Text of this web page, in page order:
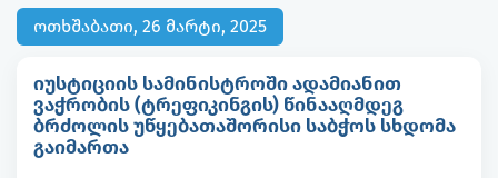
ოთხშაბათი, 26 მარტი, 2025
იუსტიციის სამინისტროში ადამიანით
ვაჭრობის (ტრეფიკინგის) წინააღმდეგ
ბრძოლის უწყებათაშორისი საბჭოს სხდომა
გაიმართა